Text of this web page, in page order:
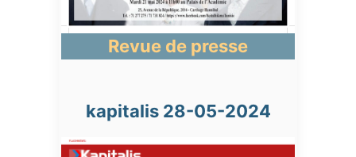
Revue de presse
kapitalis 28-05-2024